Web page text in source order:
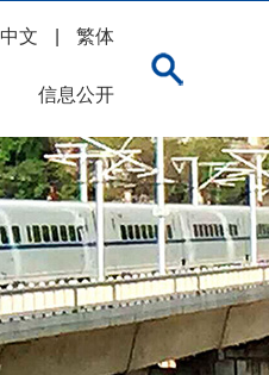
中文 繁体
信息公开